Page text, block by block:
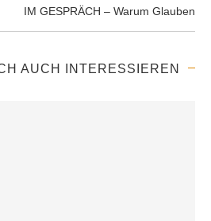
IM GESPRÄCH – Warum Glauben
AUCH INTERESSIEREN